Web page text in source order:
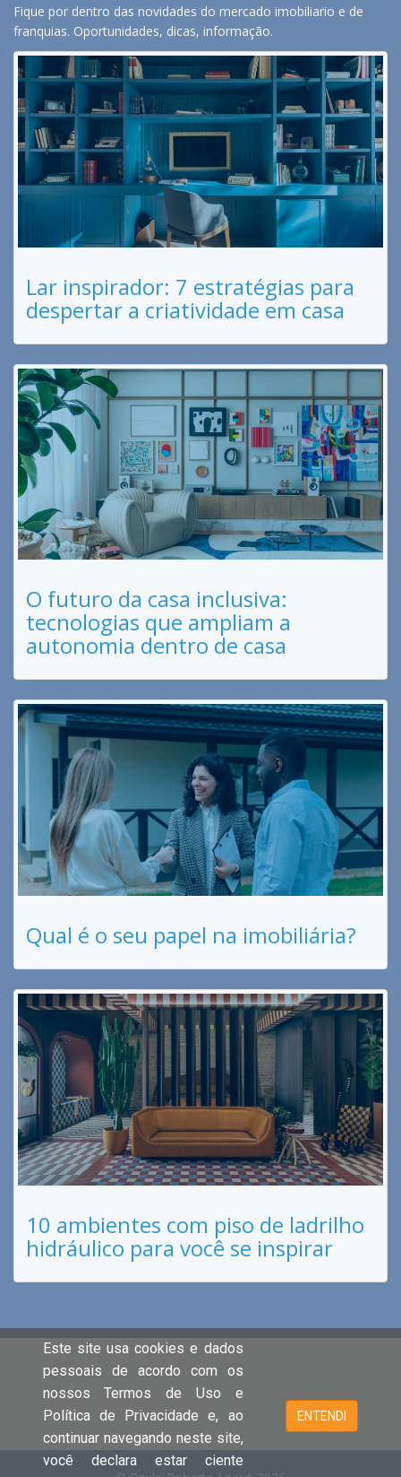
Fique por dentro das novidades do mercado imobiliario e de
franquias. Oportunidades, dicas, informação.
Lar inspirador: 7 estratégias para
despertar a criatividade em casa
O futuro da casa inclusiva:
tecnologias que ampliam a
autonomia dentro de casa
Qual é o seu papel na imobiliária?
10 ambientes com piso de ladrilho
hidráulico para você se inspirar
Este site usa cookies e dados
pessoais de acordo com os
nossos Termos de Uso e
Política de Privacidade e, ao
continuar navegando neste site,
você declara estar ciente
ENTENDI